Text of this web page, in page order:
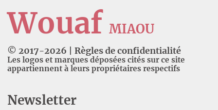
Wouaf MIAOU
© 2017-2026 Règles de confidentialité
Les logos et marques déposées cités sur ce site
appartiennent à leurs propriétaires respectifs
Newsletter